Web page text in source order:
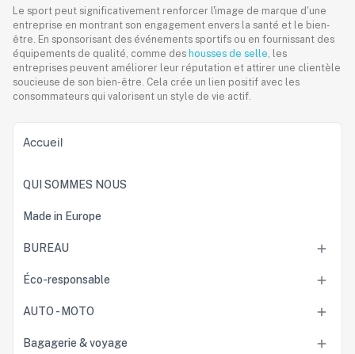
Accueil
QUI SOMMES NOUS
Made in Europe
BUREAU 
Éco-responsable 
AUTO - MOTO 
Bagagerie & voyage 
Le sport peut significativement renforcer l'image de marque d'une
entreprise en montrant son engagement envers la santé et le bien-
être. En sponsorisant des événements sportifs ou en fournissant des
équipements de qualité, comme des housses de selle , les
entreprises peuvent améliorer leur réputation et attirer une clientèle
soucieuse de son bien-être. Cela crée un lien positif avec les
consommateurs qui valorisent un style de vie actif.